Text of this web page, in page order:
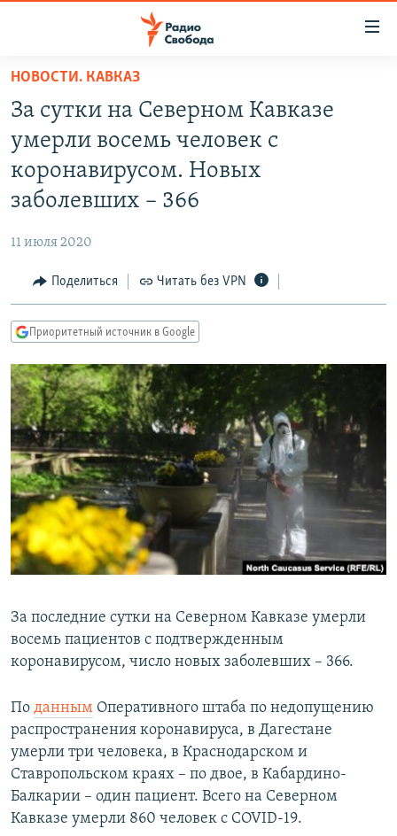
упрощенного
доступа
основному
содержанию
навигации
Вернутся
ПОДКАСТЫ
АВТОРСКИЕ ПРОЕКТЫ
ЦИТАТЫ СВОБОДЫ
IDEL.РЕАЛИИ
КАВКАЗ.РЕАЛИИ
СИБИРЬ.РЕАЛИИ
РАСПИСАНИЕ ВЕЩАНИЯ
ПОДПИШИТЕСЬ НА РАССЫЛКУ
СОЦИАЛЬНЫЕ СЕТИ
Все сайты РСЕ/РС
НОВОСТИ. КАВКАЗ
За сутки на Северном Кавказе
умерли восемь человек с
коронавирусом. Новых
заболевших – 366
11 июля 2020
Поделиться Читать без VPN
Приоритетный источник в Google
За последние сутки на Северном Кавказе умерли
восемь пациентов с подтвержденным
коронавирусом, число новых заболевших – 366.
По данным Оперативного штаба по недопущению
распространения коронавируса, в Дагестане
умерли три человека, в Краснодарском и
Ставропольском краях – по двое, в Кабардино-
Балкарии – один пациент. Всего на Северном
Кавказе умерли 860 человек с COVID-19.